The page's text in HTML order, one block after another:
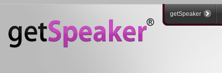
getSpeaker